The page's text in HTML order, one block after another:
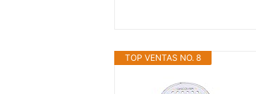
TOP VENTAS NO. 8